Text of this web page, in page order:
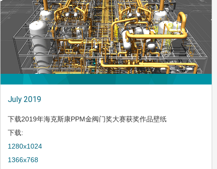
July 2019
下载2019年海克斯康PPM金阀门奖大赛获奖作品壁纸
下载:
1280x1024
1366x768